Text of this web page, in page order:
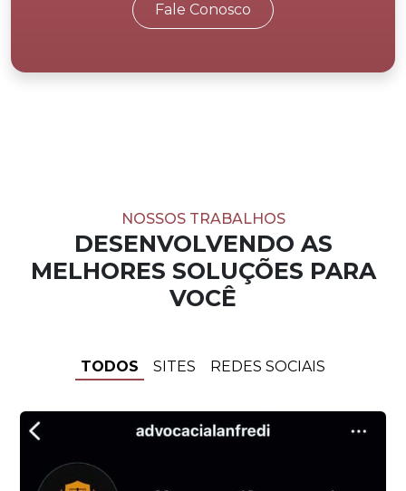
Fale Conosco
NOSSOS TRABALHOS
DESENVOLVENDO AS
MELHORES SOLUÇÕES PARA
VOCÊ
TODOS SITES REDES SOCIAIS